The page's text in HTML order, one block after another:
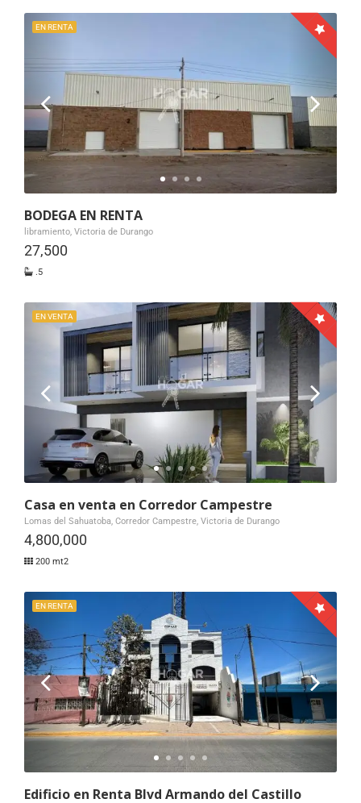
EN RENTA
BODEGA EN RENTA
libramiento, Victoria de Durango
27,500
.5
EN VENTA
Casa en venta en Corredor Campestre
Lomas del Sahuatoba, Corredor Campestre, Victoria de Durango
4,800,000
200 mt2
EN RENTA
Edificio en Renta Blvd Armando del Castillo